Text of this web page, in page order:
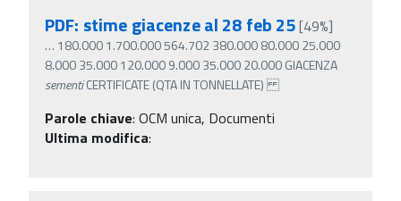
PDF: stime giacenze al 28 feb 25[49%]
… 180.000 1.700.000 564.702 380.000 80.000 25.000
8.000 35.000 120.000 9.000 35.000 20.000 GIACENZA
sementiCERTIFICATE (QTA IN TONNELLATE)
Parole chiave: OCM unica, Documenti
Ultima modifica: